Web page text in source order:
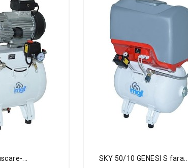
... SKY 50/10 GENESI S fara...